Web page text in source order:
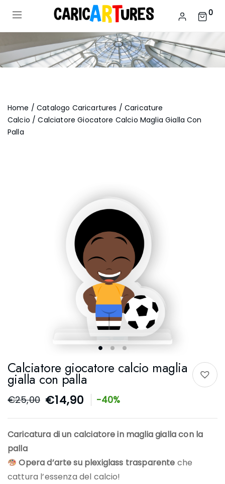
0
Home /Catalogo Caricartures / Caricature
Calcio / Calciatore Giocatore Calcio Maglia Gialla Con
Palla
Calciatore giocatore calcio maglia
gialla con palla
€25,00 €14,90 -40%
Caricatura di un calciatore in maglia gialla con la
palla
Opera d’arte su plexiglass trasparente che
cattura l’essenza del calcio!